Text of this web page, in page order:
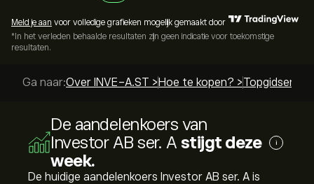
Meld je aan voor volledige grafieken mogelijk gemaakt door
*In het verleden behaalde resultaten zijn geen indicatie voor toekomstige
resultaten.
Ga naar:Over INVE-A.ST > Hoe te kopen? >Topgidsen >
De aandelenkoers van
Investor AB ser. A stijgt deze
week.
i
De huidige aandelenkoers Investor AB ser. A is